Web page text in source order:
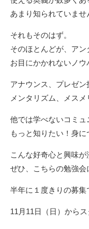
あまり知られていませ
それもそのはず。
そのほとんどが、ア
お目にかかれないノウ
アナウンス、プレゼン
メンタリズム、メスメ
他では学べないコミ
もっと知りたい！身に
こんな好奇心と興味が
ぜひ、
こちらの勉強会
半年に１度きりの募集
11月11日（日）からス